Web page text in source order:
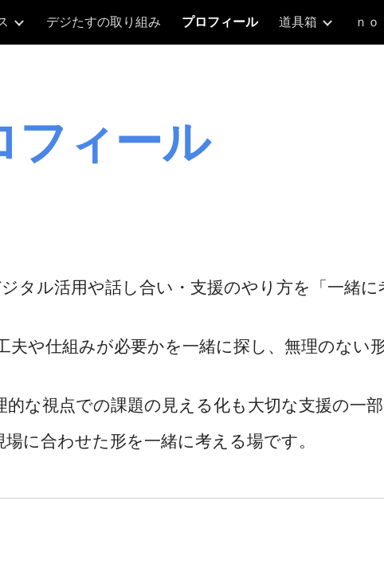
Skip to navigation
デジたすの取り組み プロフィール 道具箱 ｎ
フィール
ル活用や話し合い・支援のやり方を「一緒に
や仕組みが必要かを一緒に探し、無理のない
な視点での課題の見える化も大切な支援の一部
合わせた形を一緒に考える場です。